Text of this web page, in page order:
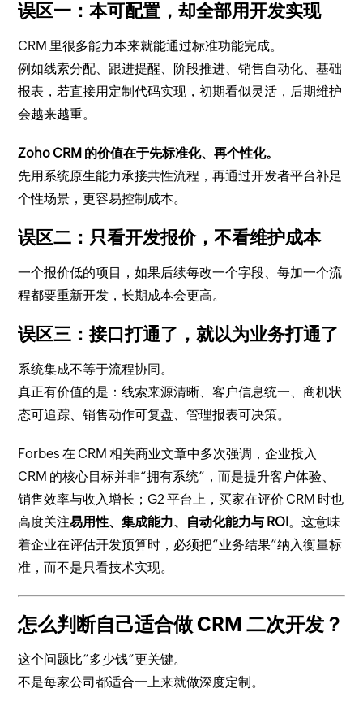
误区一：本可配置，却全部用开发实现
CRM 里很多能力本来就能通过标准功能完成。
例如线索分配、跟进提醒、阶段推进、销售自动化、基础
报表，若直接用定制代码实现，初期看似灵活，后期维护
会越来越重。
Zoho CRM 的价值在于先标准化、再个性化。
先用系统原生能力承接共性流程，再通过开发者平台补足
个性场景，更容易控制成本。
误区二：只看开发报价，不看维护成本
一个报价低的项目，如果后续每改一个字段、每加一个流
程都要重新开发，长期成本会更高。
误区三：接口打通了，就以为业务打通了
系统集成不等于流程协同。
真正有价值的是：线索来源清晰、客户信息统一、商机状
态可追踪、销售动作可复盘、管理报表可决策。
Forbes 在 CRM 相关商业文章中多次强调，企业投入
CRM 的核心目标并非“拥有系统”，而是提升客户体验、
销售效率与收入增长；G2 平台上，买家在评价 CRM 时也
高度关注易用性、集成能力、自动化能力与 ROI。这意味
着企业在评估开发预算时，必须把“业务结果”纳入衡量标
准，而不是只看技术实现。
怎么判断自己适合做 CRM 二次开发？
这个问题比“多少钱”更关键。
不是每家公司都适合一上来就做深度定制。